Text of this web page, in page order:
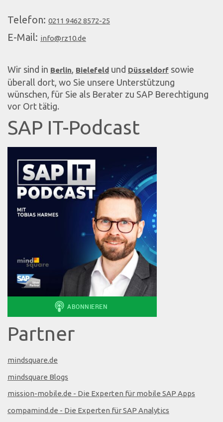
Telefon: 0211 9462 8572-25
E-Mail: info@rz10.de
Wir sind in Berlin Bielefeld und Düsseldorf sowie
überall dort, wo Sie unsere Unterstützung
wünschen, für Sie als Berater zu SAP Berechtigung
vor Ort tätig.
SAP IT-Podcast
Partner
mindsquare.de
mindsquare Blogs
mission-mobile.de - Die Experten für mobile SAP Apps
compamind.de - Die Experten für SAP Analytics